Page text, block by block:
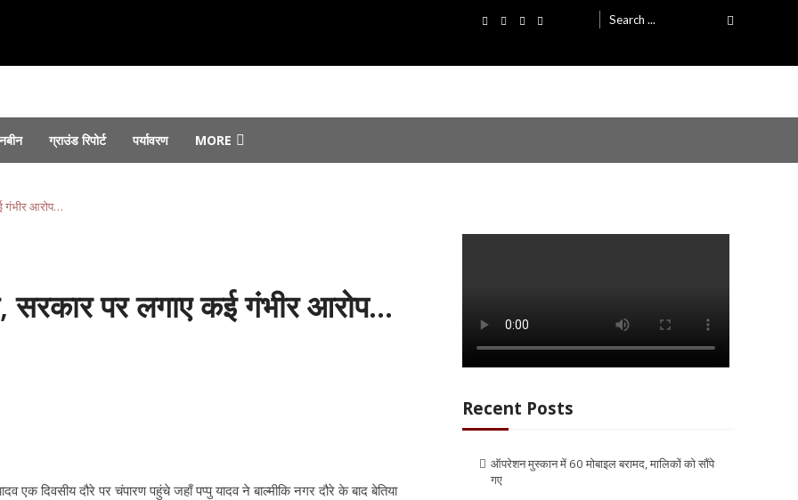
Search
for:
ग्राउंड रिपोर्ट पर्यावरण MORE
August 6, 2026
जोरों पर... August 6, 2026
गंभीर आरोप…
सरकार पर लगाए कई गंभीर आरोप…
एक दिवसीय दौरे पर चंपारण पहुंचे जहाँ पप्पु यादव ने बाल्मीकि नगर दौरे के बाद बेतिया
Recent Posts
ऑपरेशन मुस्कान में 60 मोबाइल बरामद, मालिकों को सौंपे
गए